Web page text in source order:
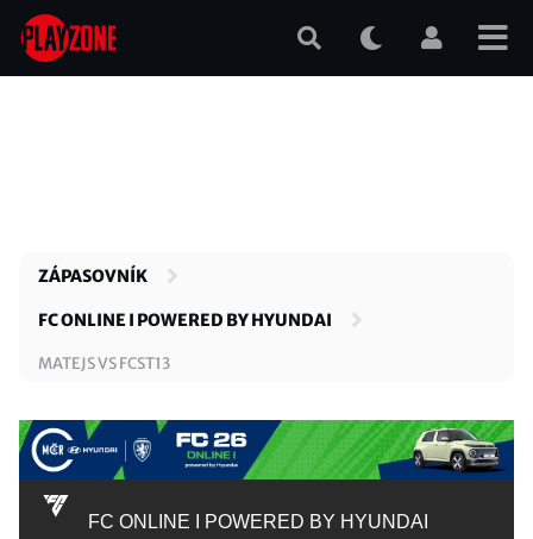
Přejít
hlavnímu
ZÁPASOVNÍK
FC ONLINE I POWERED BY HYUNDAI
MATEJS VS FCST13
FC ONLINE I POWERED BY HYUNDAI